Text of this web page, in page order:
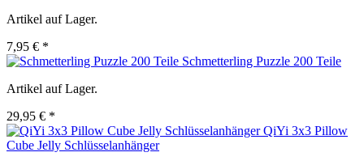
Artikel auf Lager.
7,95 € *
Schmetterling Puzzle 200 Teile
Artikel auf Lager.
29,95 € *
QiYi 3x3 Pillow
Cube Jelly Schlüsselanhänger